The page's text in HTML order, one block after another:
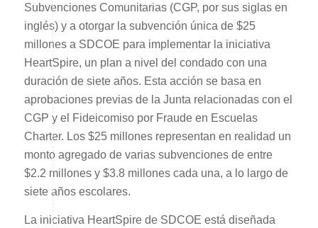
Subvenciones Comunitarias (CGP, por sus siglas en
inglés) y a otorgar la subvención única de $25
millones a SDCOE para implementar la iniciativa
HeartSpire, un plan a nivel del condado con una
duración de siete años. Esta acción se basa en
aprobaciones previas de la Junta relacionadas con el
CGP y el Fideicomiso por Fraude en Escuelas
Charter. Los $25 millones representan en realidad un
monto agregado de varias subvenciones de entre
$2.2 millones y $3.8 millones cada una, a lo largo de
siete años escolares.
La iniciativa HeartSpire de SDCOE está diseñada